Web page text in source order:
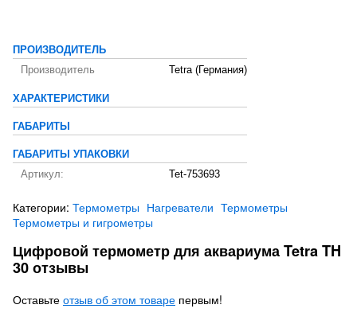
ПРОИЗВОДИТЕЛЬ
Производитель
Tetra (Германия)
ХАРАКТЕРИСТИКИ
ГАБАРИТЫ
ГАБАРИТЫ УПАКОВКИ
Артикул:
Tet-753693
Категории: Термометры Нагреватели Термометры
Термометры и гигрометры
Цифровой термометр для аквариума Tetra TH
30 отзывы
Оставьте отзыв об этом товаре первым!